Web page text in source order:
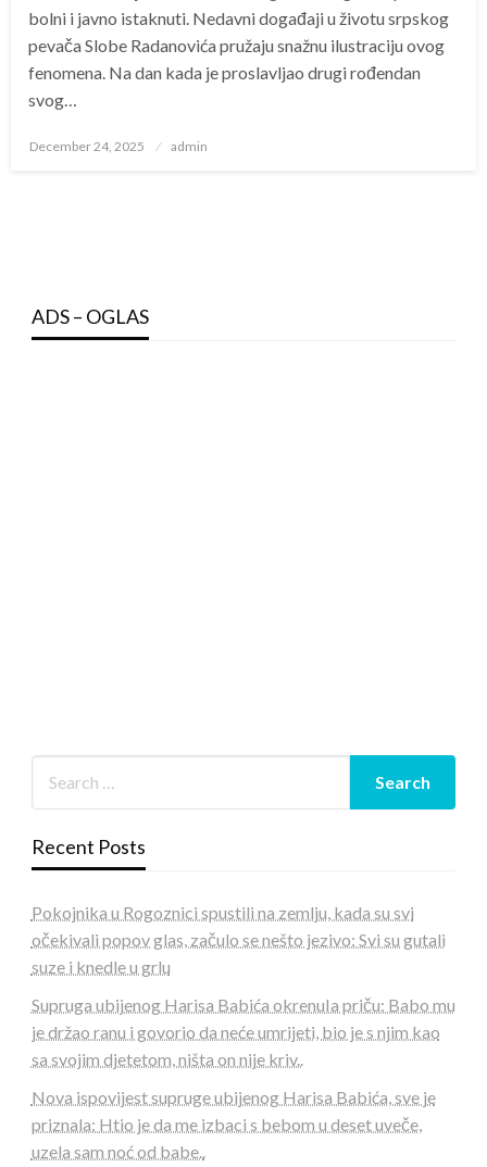
bolni i javno istaknuti. Nedavni događaji u životu srpskog
pevača Slobe Radanovića pružaju snažnu ilustraciju ovog
fenomena. Na dan kada je proslavljao drugi rođendan
svog…
Posted
December 24, 2025 admin
ADS – OGLAS
Recent Posts
Pokojnika u Rogoznici spustili na zemlju, kada su svi
očekivali popov glas, začulo se nešto jezivo: Svi su gutali
suze i knedle u grlu
Supruga ubijenog Harisa Babića okrenuIa priču: Babo mu
je držao ranu i govorio da neće umrijeti, bio je s njim kao
sa svojim djetetom, ništa on nije kriv..
Nova ispovijest supruge ubijenog Harisa Babića, sve je
priznala: Htio je da me izbaci s bebom u deset uveče,
uzela sam noć od babe..